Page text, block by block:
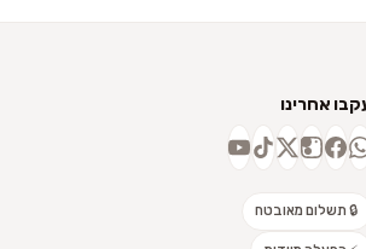
אחרינו
🔒 תשלום מאובטח